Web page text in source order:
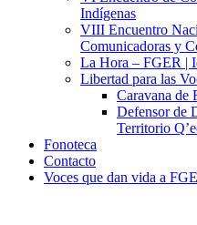
Indígenas
VIII Encuentro
Comunicadoras y
La Hora – FGER |
Libertad para las
Caravana de
Defensor de
Territorio
Fonoteca
Contacto
Voces que dan vida a